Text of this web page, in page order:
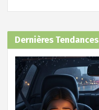
Dernières Tendances